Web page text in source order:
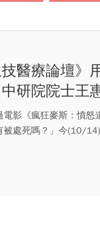
醫療論壇》
研院院士王
電影《瘋狂麥斯：憤
被處死嗎？」今(10/